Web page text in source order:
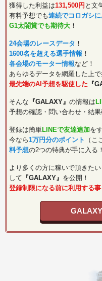
獲得した利益は131,500円 と文
有料予想でも連続でコロガシ
G1太閤賞でも期待大 ！
24会場のレースデータ ！
1600名を超える選手情報 ！
各会場のモーター情報など！
あらゆるデータを網羅した上
最先端のAI予想を駆使した 『
そんな 『GALAXY』 の情報は
予想の確認・問い合わせ・結
登録は簡単LINEで友達追加を
今なら1万円分のポイント （
料予想の2つの特典が手に入る！
より多くの方に稼いで頂きた
して 『GALAXY』 を公開！
登録制限になる前に利用する